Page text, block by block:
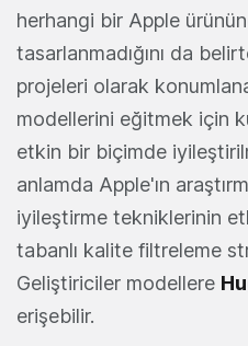
herhangi bir Apple
tasarlanmadığını da
projeleri olarak
modellerini eğitmek için
etkin bir biçimde
anlamda Apple'ın
iyileştirme tekniklerinin
tabanlı kalite filtreleme
Geliştiriciler modellere
erişebilir.